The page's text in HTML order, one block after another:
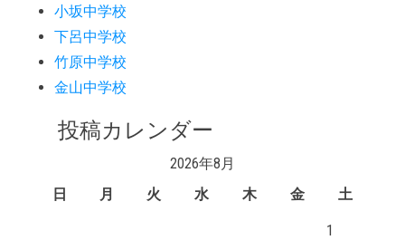
小坂中学校
下呂中学校
竹原中学校
金山中学校
投稿カレンダー
2026年8月
日
月 火 水 木 金 土
1